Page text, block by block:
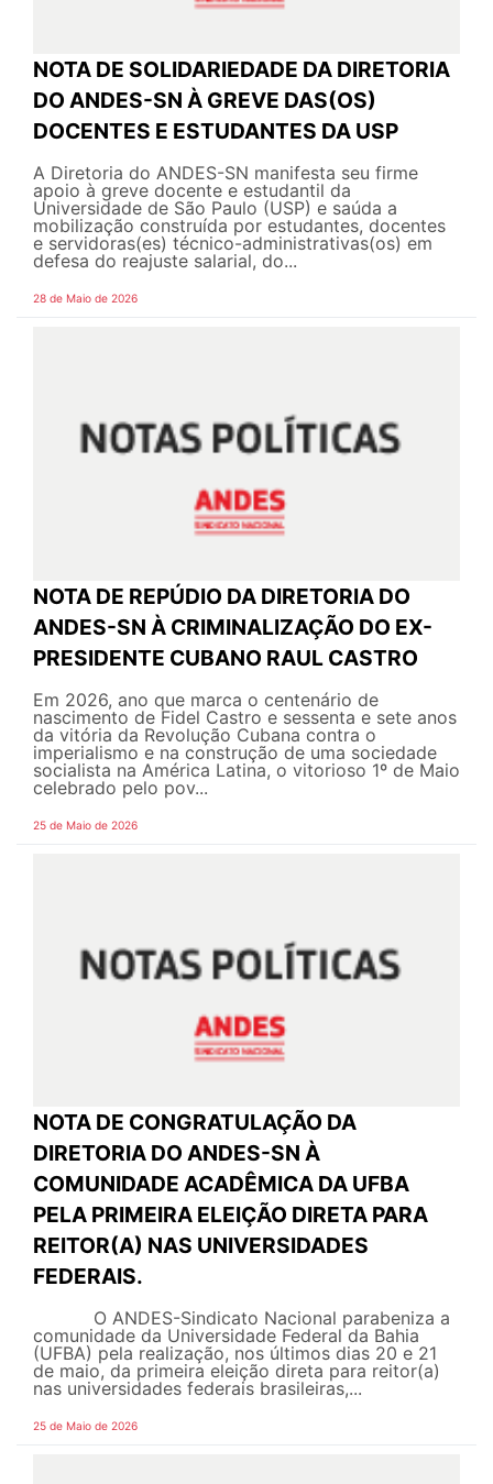
NOTA DE SOLIDARIEDADE DA DIRETORIA
DO ANDES-SN À GREVE DAS(OS)
DOCENTES E ESTUDANTES DA USP
A Diretoria do ANDES-SN manifesta seu firme
apoio à greve docente e estudantil da
Universidade de São Paulo (USP) e saúda a
mobilização construída por estudantes, docentes
e servidoras(es) técnico-administrativas(os) em
defesa do reajuste salarial, do...
28 de Maio de 2026
NOTA DE REPÚDIO DA DIRETORIA DO
ANDES-SN À CRIMINALIZAÇÃO DO EX-
PRESIDENTE CUBANO RAUL CASTRO
Em 2026, ano que marca o centenário de
nascimento de Fidel Castro e sessenta e sete anos
da vitória da Revolução Cubana contra o
imperialismo e na construção de uma sociedade
socialista na América Latina, o vitorioso 1º de Maio
celebrado pelo pov...
25 de Maio de 2026
NOTA DE CONGRATULAÇÃO DA
DIRETORIA DO ANDES-SN À
COMUNIDADE ACADÊMICA DA UFBA
PELA PRIMEIRA ELEIÇÃO DIRETA PARA
REITOR(A) NAS UNIVERSIDADES
FEDERAIS.
O ANDES-Sindicato Nacional parabeniza a
comunidade da Universidade Federal da Bahia
(UFBA) pela realização, nos últimos dias 20 e 21
de maio, da primeira eleição direta para reitor(a)
nas universidades federais brasileiras,...
25 de Maio de 2026